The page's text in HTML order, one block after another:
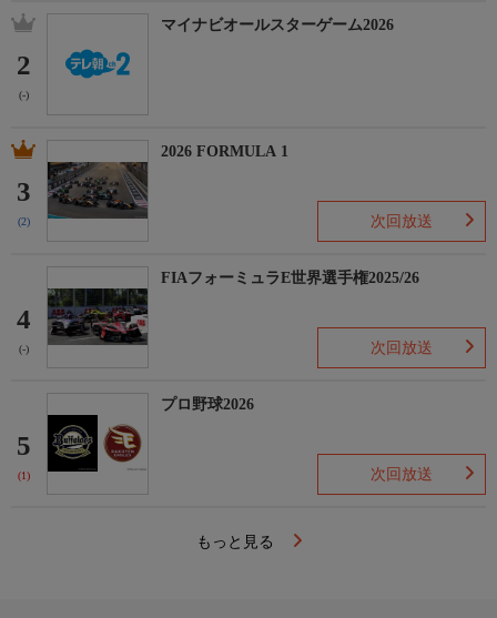
2
(-)
マイナビオールスターゲーム2026
3
(2)
2026 FORMULA 1
次回放送
4
(-)
FIAフォーミュラE世界選手権2025/26
次回放送
5
(1)
プロ野球2026
次回放送
もっと見る